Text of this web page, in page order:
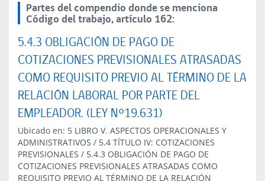
Deberá enviarse copia del aviso mencionado en
dentro del mismo plazo. Las Inspecciones del
de contrato que se les envíen, el que se mantendrá
actualizado con los avisos recibidos en los
días hábiles.
inciso primero del artículo 161, el aviso deberá
trabajador, con copia a la Inspección del Trabajo
respectiva, a lo menos con treinta días de
Sin embargo, no se requerirá esta anticipación
empleador pagare al trabajador una indemnización
efectivo sustitutiva del aviso previo, equivalente
última remuneración mensual devengada. La
Partes del compendio donde se menciona
Código del trabajo, artículo 162:
5.4.3 OBLIGACIÓN DE PAGO DE
COTIZACIONES PREVISIONALES ATRASADAS
COMO REQUISITO PREVIO AL TÉRMINO DE LA
RELACIÓN LABORAL POR PARTE DEL
EMPLEADOR. (LEY N°19.631)
Ubicado en: 5 LIBRO V. ASPECTOS OPERACIONALES Y
ADMINISTRATIVOS / 5.4 TÍTULO IV: COTIZACIONES
PREVISIONALES / 5.4.3 OBLIGACIÓN DE PAGO DE
COTIZACIONES PREVISIONALES ATRASADAS COMO
REQUISITO PREVIO AL TÉRMINO DE LA RELACIÓN